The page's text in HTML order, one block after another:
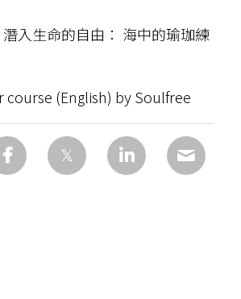
潛入生命的自由： 海中的瑜珈練
course (English) by Soulfree